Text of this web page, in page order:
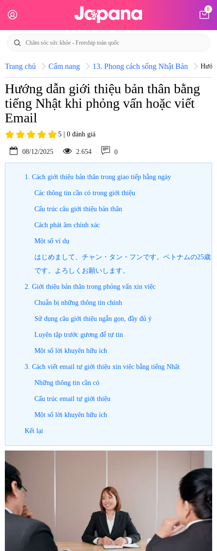
0
Trang chủ Cẩm nang 13. Phong cách sống Nhật Bản
Hướng dẫn giới thiệu bản thân bằng
tiếng Nhật khi phỏng vấn hoặc viết
Email
5 | 0 đánh giá
08/12/2025 2.654 0
1. Cách giới thiệu bản thân trong giao tiếp hằng ngày
Các thông tin cần có trong giới thiệu
Cấu trúc câu giới thiệu bản thân
Cách phát âm chính xác
Một số ví dụ
はじめまして、チャン・タン・フンです。ベトナムの25歳
です。よろしくお願いします。
2. Giới thiệu bản thân trong phỏng vấn xin việc
Chuẩn bị những thông tin chính
Sử dụng câu giới thiệu ngắn gọn, đầy đủ ý
Luyện tập trước gương để tự tin
Một số lời khuyên hữu ích
3. Cách viết email tự giới thiệu xin việc bằng tiếng Nhật
Những thông tin cần có
Cấu trúc email tự giới thiệu
Một số lời khuyên hữu ích
Kết lại